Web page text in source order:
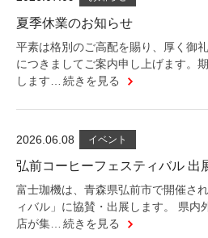
夏季休業のお知らせ
平素は格別のご高配を賜り、厚く御
につきましてご案内申し上げます。
します…
続きを見る
2026.06.08 イベント
弘前コーヒーフェスティバル 出
富士珈機は、青森県弘前市で開催さ
ィバル」に協賛・出展します。 県内
店が集…
続きを見る